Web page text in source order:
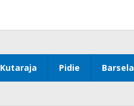
Kutaraja Pidie Barsela